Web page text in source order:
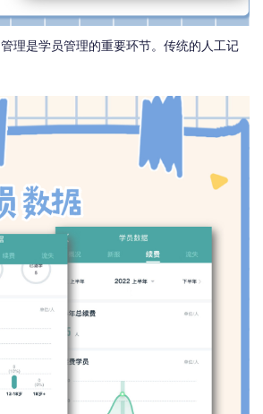
理是学员管理的重要环节。传统的人工记